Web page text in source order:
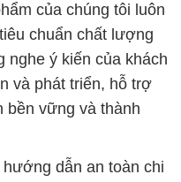
của chúng tôi luôn
chuẩn chất lượng
nghe ý kiến của khách
và phát triển, hỗ trợ
bền vững và thành
dẫn an toàn chi